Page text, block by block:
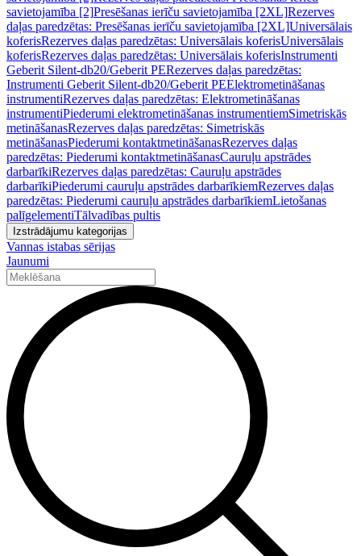
savietojamība [2]Presēšanas ierīču savietojamība [2XL]Rezerves
daļas paredzētas: Presēšanas ierīču savietojamība [2XL]Universālais
koferisRezerves daļas paredzētas: Universālais koferisUniversālais
koferisRezerves daļas paredzētas: Universālais koferisInstrumenti
Geberit Silent-db20/Geberit PERezerves daļas paredzētas:
Instrumenti Geberit Silent-db20/Geberit PEElektrometināšanas
instrumentiRezerves daļas paredzētas: Elektrometināšanas
instrumentiPiederumi elektrometināšanas instrumentiemSimetriskās
metināšanasRezerves daļas paredzētas: Simetriskās
metināšanasPiederumi kontaktmetināšanasRezerves daļas
paredzētas: Piederumi kontaktmetināšanasCauruļu apstrādes
darbarīkiRezerves daļas paredzētas: Cauruļu apstrādes
darbarīkiPiederumi cauruļu apstrādes darbarīkiemRezerves daļas
paredzētas: Piederumi cauruļu apstrādes darbarīkiemLietošanas
palīgelementiTālvadības pultis
Izstrādājumu kategorijas
Vannas istabas sērijas
Jaunumi